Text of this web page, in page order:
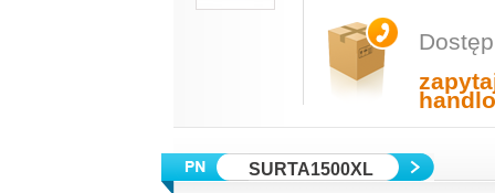
SURTA1500XL